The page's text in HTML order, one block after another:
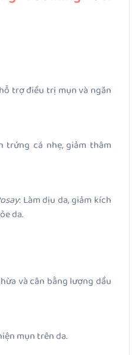
trợ điều trị mụn và ngăn
trứng cá nhẹ, giảm thâm
: Làm dịu da, giảm kích
da.
và cân bằng lượng dầu
mụn trên da.